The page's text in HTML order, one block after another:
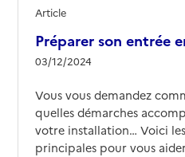
Mis à jour le : 13/09/2024
EHPAD Bartischgut
Adresse
7 rue Bartisch
67000- Strasbourg
Préparer son entrée
03/12/2024
Article
Vous vous demandez
quelles démarches
votre installation… Voici
principales pour vous